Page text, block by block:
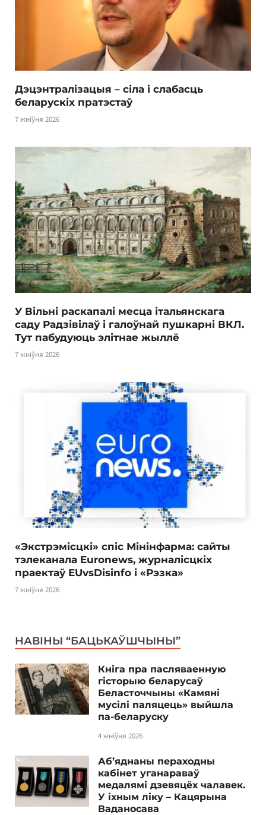
Дэцэнтралізацыя – сіла і слабасць
беларускіх пратэстаў
7 жніўня 2026
У Вільні раскапалі месца італьянскага
саду Радзівілаў і галоўнай пушкарні ВКЛ.
Тут пабудуюць элітнае жыллё
7 жніўня 2026
«Экстрэмісцкі» спіс Мінінфарма: сайты
тэлеканала Euronews, журналісцкіх
праектаў EUvsDisinfo і «Рэзка»
7 жніўня 2026
НАВІНЫ “БАЦЬКАЎШЧЫНЫ”
Кніга пра пасляваенную
гісторыю беларусаў
Беласточчыны «Камяні
мусілі паляцець» выйшла
па-беларуску
4 жніўня 2026
Аб’яднаны пераходны
кабінет уганараваў
медалямі дзевяцёх чалавек.
У іхным ліку – Кацярына
Ваданосава